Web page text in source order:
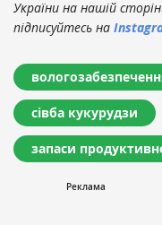
України на нашій
підписуйтесь на
сівба кукурудзи
запаси